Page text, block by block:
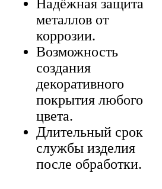
Надёжная защита
металлов от
коррозии.
Возможность
создания
декоративного
покрытия любого
цвета.
Длительный срок
службы изделия
после обработки.